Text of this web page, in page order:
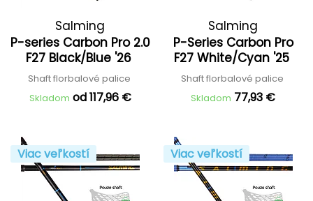
Salming
P-series Carbon Pro 2.0
F27 Black/Blue '26
Shaft florbalové palice
Skladom od 117,96 €
Salming
P-Series Carbon Pro
F27 White/Cyan '25
Shaft florbalové palice
Skladom 77,93 €
Viac veľkostí Viac veľkostí